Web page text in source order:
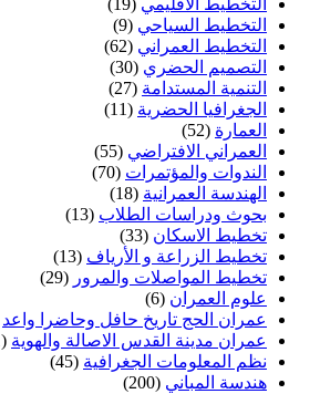
التخطيط الاقليمي (19)
التخطيط السياحي (9)
التخطيط العمراني (62)
التصميم الحضري (30)
التنمية المستدامة (27)
الجغرافيا الحضرية (11)
العمارة (52)
العمراني الافتراضي (55)
الندوات والمؤتمرات (70)
الهندسة العمرانية (18)
بحوث ودراسات الطلاب (13)
تخطيط الاسكان (33)
تخطيط الزراعة و الأرياف (13)
تخطيط المواصلات والمرور (29)
علوم العمران (6)
عمران الحج تاريخ حافل وحاضرا واعد
عمران مدينة القدس الاصالة والهوية (11)
نظم المعلومات الجغرافية (45)
هندسة المباني (200)